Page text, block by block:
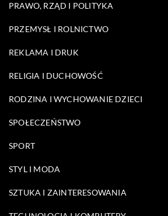
PRAWO, RZĄD I POLITYKA
PRZEMYSŁ I ROLNICTWO
REKLAMA I DRUK
RELIGIA I DUCHOWOŚĆ
RODZINA I WYCHOWANIE DZIECI
SPOŁECZEŃSTWO
SPORT
STYL I MODA
SZTUKA I ZAINTERESOWANIA